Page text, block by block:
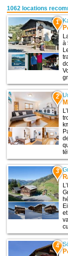
1062 locations
1
à
2
3
4